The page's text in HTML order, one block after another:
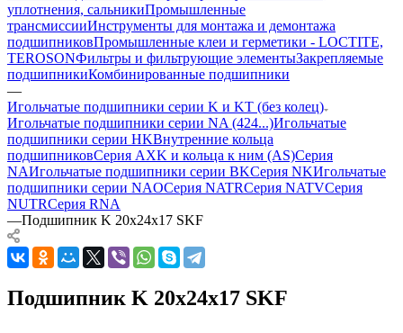
уплотнения, сальникиПромышленные
трансмиссииИнструменты для монтажа и демонтажа
подшипниковПромышленные клеи и герметики - LOCTITE,
TEROSONФильтры и фильтрующие элементыЗакрепляемые
подшипникиКомбинированные подшипники
—
Игольчатые подшипники серии K и KT (без колец)
Игольчатые подшипники серии NA (424...)Игольчатые
подшипники серии HKВнутренние кольца
подшипниковСерия AXK и кольца к ним (AS)Серия
NAИгольчатые подшипники серии BKСерия NKИгольчатые
подшипники серии NAOСерия NATRСерия NATVСерия
NUTRСерия RNA
—Подшипник K 20x24x17 SKF
Подшипник K 20x24x17 SKF